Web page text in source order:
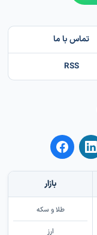
تماس با ما
RSS
بازار
طلا و سکه
ارز